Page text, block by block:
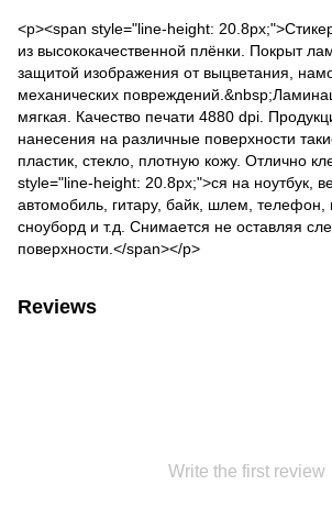
<p><span style="line-height:
из высококачественной плёнки. Покрыт
защитой изображения от выцветания,
механических
мягкая. Качество печати 4880 dpi.
нанесения на различные поверхности
пластик, стекло, плотную кожу. Отлично
style="line-height: 20.8px;">ся на ноутбук,
автомобиль, гитару, байк, шлем, телефон,
сноуборд и т.д. Снимается не оставляя
поверхности.</span></p>
Reviews
Write the first review